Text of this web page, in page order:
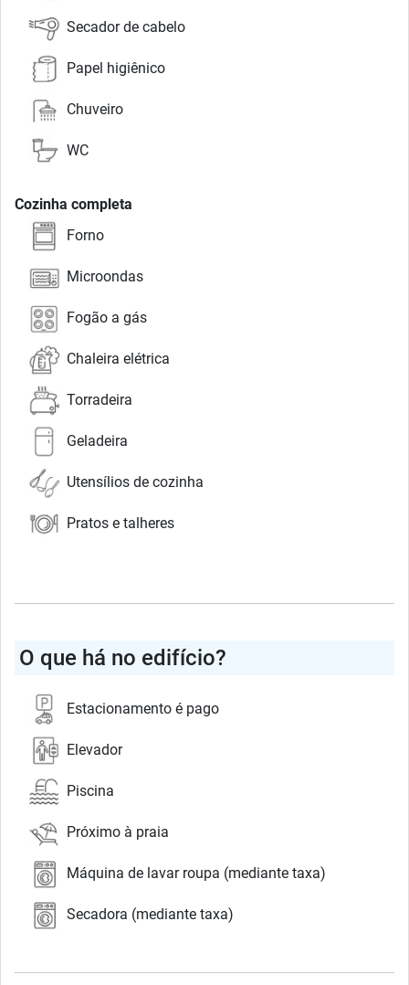
Secador de cabelo
Papel higiênico
Chuveiro
WC
Cozinha completa
Forno
Microondas
Fogão a gás
Chaleira elétrica
Torradeira
Geladeira
Utensílios de cozinha
Pratos e talheres
O que há no edifício?
Estacionamento é pago
Elevador
Piscina
Próximo à praia
Máquina de lavar roupa (mediante taxa)
Secadora (mediante taxa)